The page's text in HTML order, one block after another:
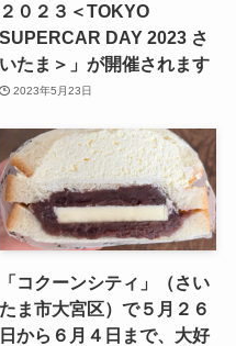
２０２３＜TOKYO
SUPERCAR DAY 2023 さ
いたま＞」が開催されます
2023年5月23日
「コクーンシティ」（さい
たま市大宮区）で５月２６
日から６月４日まで、大好